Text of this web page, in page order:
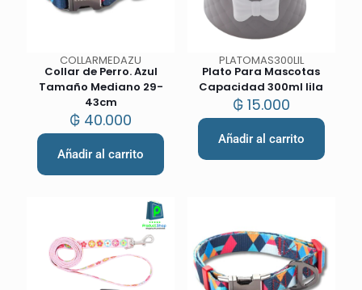
COLLARMEDAZU
Collar de Perro. Azul
Tamaño Mediano 29-
43cm
₲ 40.000
Añadir al carrito
PLATOMAS300LIL
Plato Para Mascotas
Capacidad 300ml lila
₲15.000
Añadir al carrito